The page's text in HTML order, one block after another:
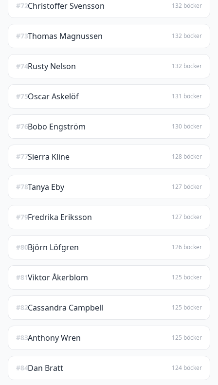
#72Christoffer Svensson 132 böcker
#73Thomas Magnussen 132 böcker
#74Rusty Nelson 132 böcker
#75Oscar Askelöf 131 böcker
#76Bobo Engström 130 böcker
#77Sierra Kline 128 böcker
#78Tanya Eby 127 böcker
#79Fredrika Eriksson 127 böcker
#80Björn Löfgren 126 böcker
#81Viktor Åkerblom 125 böcker
#82Cassandra Campbell 125 böcker
#83Anthony Wren 125 böcker
#84Dan Bratt 124 böcker